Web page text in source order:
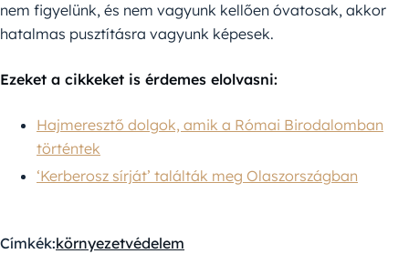
nem figyelünk, és nem vagyunk kellően óvatosak, akkor
hatalmas pusztításra vagyunk képesek.
Ezeket a cikkeket is érdemes elolvasni:
Hajmeresztő dolgok, amik a Római Birodalomban
történtek
‘Kerberosz sírját’ találták meg Olaszországban
Címkék:környezetvédelem